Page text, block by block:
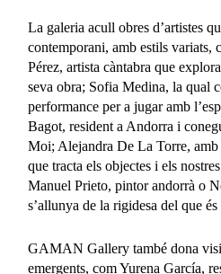
La galeria acull obres d’artistes
contemporani, amb estils variats,
Pérez, artista càntabra que
seva obra; Sofia Medina, la qual
performance per a jugar amb
Bagot, resident a Andorra i
Moi; Alejandra De La Torre, amb
que tracta els objectes i els
Manuel Prieto, pintor andorrà o
s’allunya de la rigidesa del que és
GAMAN Gallery també dona
emergents, com Yurena García,